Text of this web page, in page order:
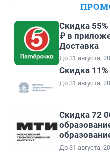
Скидка
₽ в
Доставка
До 31 августа,
Скидка
До 31 августа,
Скидка 72
До 31 августа,